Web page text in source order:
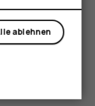
in den
und
ablehnen